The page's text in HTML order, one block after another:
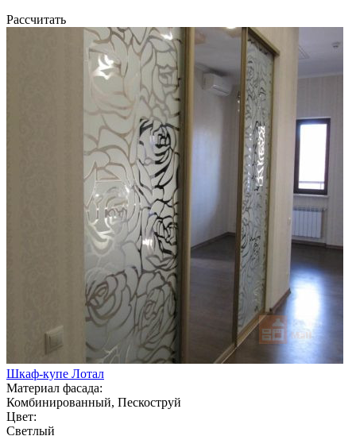
Рассчитать
Шкаф-купе Лотал
Материал фасада:
Комбинированный, Пескоструй
Цвет:
Светлый